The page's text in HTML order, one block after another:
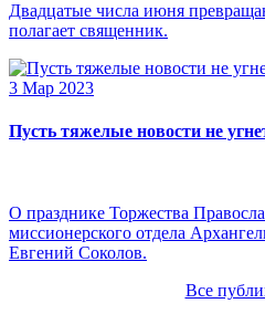
Двадцатые числа июня
полагает священник.
3 Мар 2023
Пусть тяжелые новости не
О празднике Торжества
миссионерского отдела
Евгений Соколов.
Все